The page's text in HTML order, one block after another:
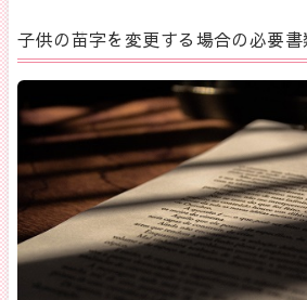
子供の苗字を変更する場合の必要書